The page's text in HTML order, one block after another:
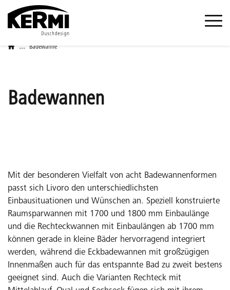
... Badewanne
Badewannen
Mit der besonderen Vielfalt von acht Badewannenformen
passt sich Livoro den unterschiedlichsten
Einbausituationen und Wünschen an. Speziell konstruierte
Raumsparwannen mit 1700 und 1800 mm Einbaulänge
und die Rechteckwannen mit Einbaulängen ab 1700 mm
können gerade in kleine Bäder hervorragend integriert
werden, während die Eckbadewannen mit großzügigen
Innenmaßen auch für das entspannte Bad zu zweit bestens
geeignet sind. Auch die Varianten Rechteck mit